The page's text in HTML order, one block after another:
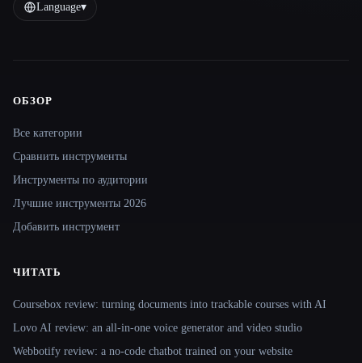
Language▾
Site navigation
ОБЗОР
Все категории
Сравнить инструменты
Инструменты по аудитории
Лучшие инструменты 2026
Добавить инструмент
ЧИТАТЬ
Coursebox review: turning documents into trackable courses with AI
Lovo AI review: an all-in-one voice generator and video studio
Webbotify review: a no-code chatbot trained on your website